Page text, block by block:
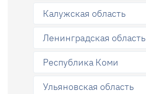
Калужская область
Ленинградская область
Республика Коми
Ульяновская область